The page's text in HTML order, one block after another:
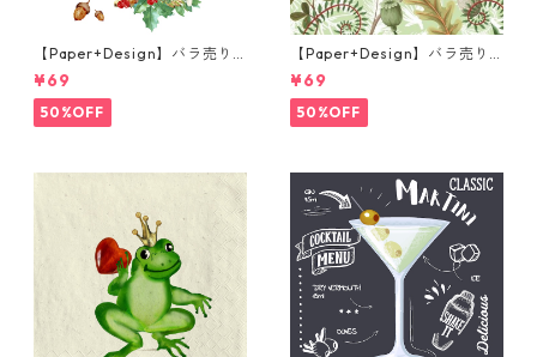
【Paper+Design】バラ売り2
枚 ランチサイズ ペーパーナプ
キン Forest Squirrel ホワイ
ト
¥69
50%OFF
【Paper+Design】バラ売り2
枚 ランチサイズ ペーパーナプ
キン Forest Fungi グリーン
¥69
50%OFF